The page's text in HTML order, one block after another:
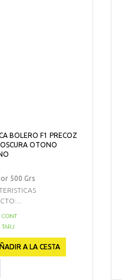
BOLERO F1 PRECOZ
OTONO
500 Grs
CONT
TARJ
A LA CESTA